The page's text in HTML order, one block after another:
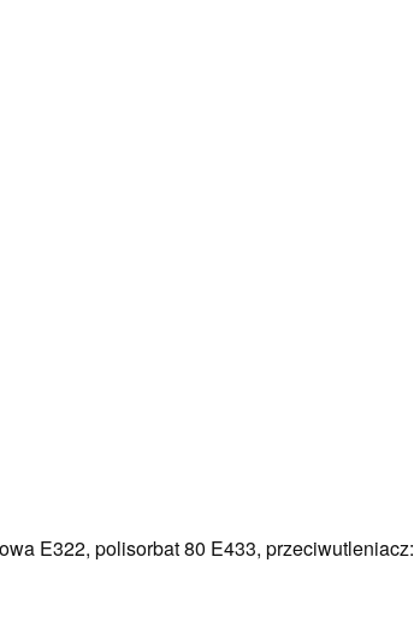
E322, polisorbat 80 E433, przeciwutleniacz: